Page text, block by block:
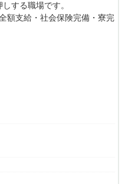
する職場です。
額支給・社会保険完備・寮完